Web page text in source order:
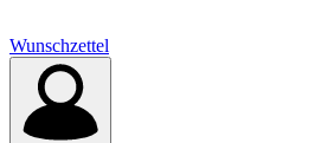
Wunschzettel